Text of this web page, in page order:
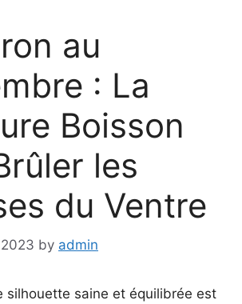
au
: La
Boisson
les
du Ventre
by admin
silhouette saine et équilibrée est